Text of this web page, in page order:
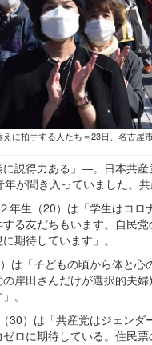
に拍手する人たち＝23日、名古屋
説得力ある」―。日本共
が聞き入っていました。共
生（20）は「学生はコロ
る友だちもいます。自民
期待しています」。
「子どもの頃から体と心
岸田さんだけが選択的夫
。
）は「共産党はジェンダ
ロに期待している。住民